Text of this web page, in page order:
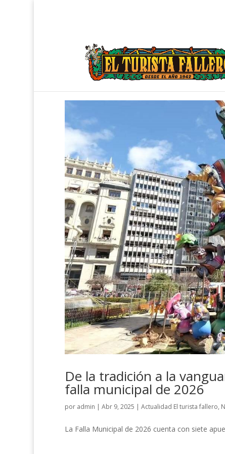
De la tradición a la
falla municipal de 2026
por admin | Abr 9, 2025 | Actualidad El turista fallero,
La Falla Municipal de 2026 cuenta con siete